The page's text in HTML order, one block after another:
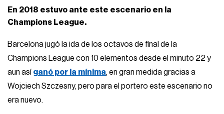
En 2018 estuvo ante este escenario en la
Champions League.
Barcelona jugó la ida de los octavos de final de la
Champions League con 10 elementos desde el minuto 22 y
aun así ganó por la mínima, en gran medida gracias a
Wojciech Szczesny, pero para el portero este escenario no
era nuevo.